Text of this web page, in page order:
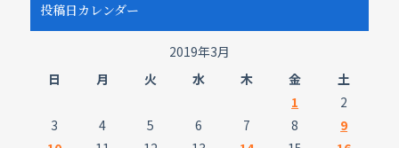
投稿日カレンダー
2019年3月
日
月 火 水 木 金 土
1
2
3
4 5 6 7 8
9